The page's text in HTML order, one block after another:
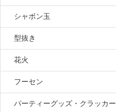
シャボン玉
型抜き
花火
フーセン
パーティーグッズ・クラッカー